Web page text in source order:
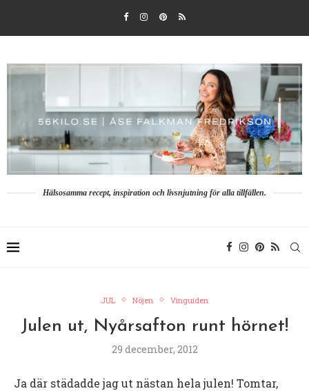
Hälsosamma recept, inspiration och livsnjutning för alla tillfällen.
JUL Nöjen Vinguiden
Julen ut, Nyårsafton runt hörnet!
29 december, 2012
Ja där städadde jag ut nästan hela julen! Tomtar,